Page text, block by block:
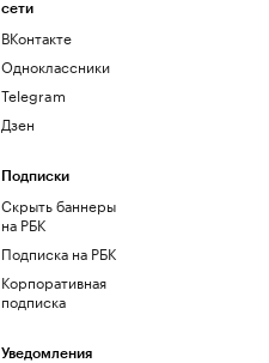
сети
ВКонтакте
Одноклассники
Telegram
Дзен
Подписки
Скрыть баннеры
на РБК
Подписка на РБК
Корпоративная
подписка
Уведомления